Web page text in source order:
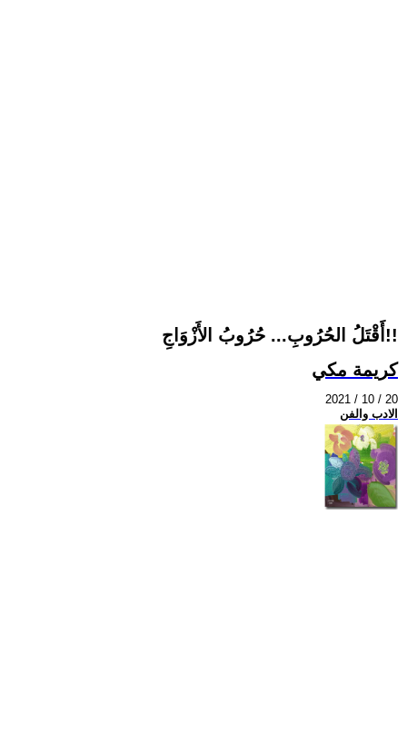
أَقْتَلُ الحُرُوبِ... حُرُوبُ الأَزْوَاجِ!!
كريمة مكي
2021 / 10 / 20
الادب والفن